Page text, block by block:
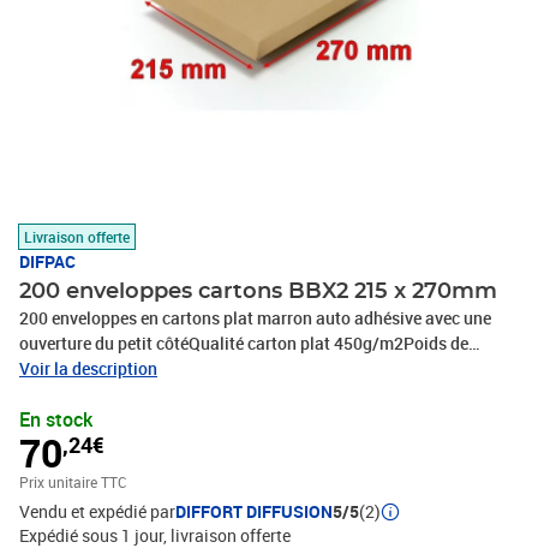
Livraison offerte
DIFPAC
200 enveloppes cartons BBX2 215 x 270mm
200 enveloppes en cartons plat marron auto adhésive avec une
ouverture du petit côtéQualité carton plat 450g/m2Poids de
l'enveloppes ± 62grFermeture auto adhésives très forteBande
A5+Dimensions intérieures (plat) : 205 x 260mm ( 20.5 x
26cm)Dimensions extérieures : 215 x 270mm (21.5 x
27cm)Hauteur variable jusqu'à 3.5cm (varie selon l'objet inséré)
(dimensions d'objet -5cm au format extérieur de l'enveloppe pour
aller jusqu'à 3.5cm d'épaisseur)100% recyclable
Voir la description
En stock
70,24€
Prix unitaire TTC
Vendu et expédié parDIFFORT DIFFUSION5/5(2)
Expédié sous 1 jour livraison offerte